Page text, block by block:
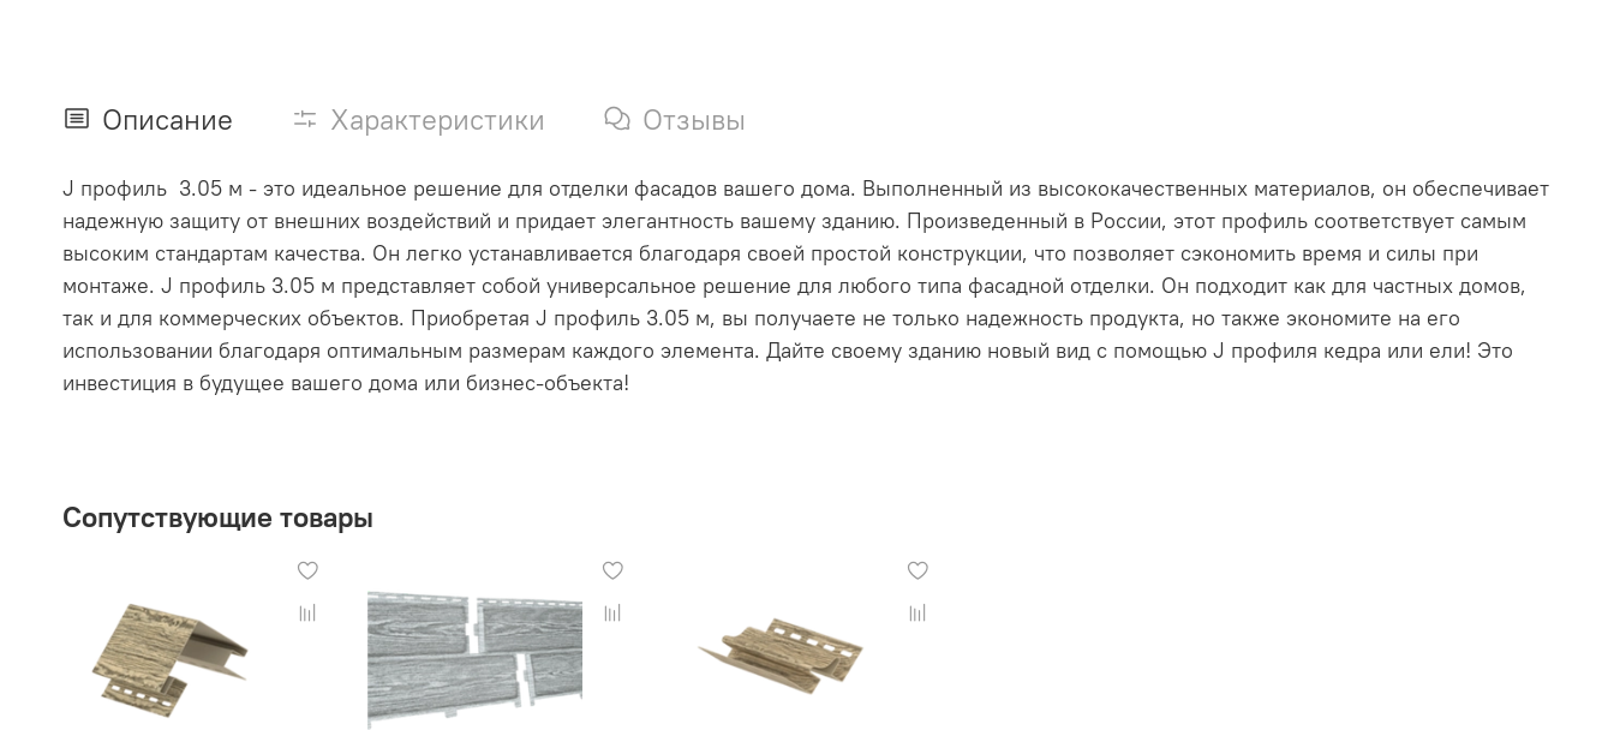
Описание Характеристики Отзывы
J профиль 3.05 м - это идеальное решение для отделки фасадов вашего дома. Выполненный из высококачественных материалов, он обеспечивает
надежную защиту от внешних воздействий и придает элегантность вашему зданию. Произведенный в России, этот профиль соответствует самым
высоким стандартам качества. Он легко устанавливается благодаря своей простой конструкции, что позволяет сэкономить время и силы при
монтаже. J профиль 3.05 м представляет собой универсальное решение для любого типа фасадной отделки. Он подходит как для частных домов,
так и для коммерческих объектов. Приобретая J профиль 3.05 м, вы получаете не только надежность продукта, но также экономите на его
использовании благодаря оптимальным размерам каждого элемента. Дайте своему зданию новый вид с помощью J профиля кедра или ели! Это
инвестиция в будущее вашего дома или бизнес-объекта!
Сопутствующие товары